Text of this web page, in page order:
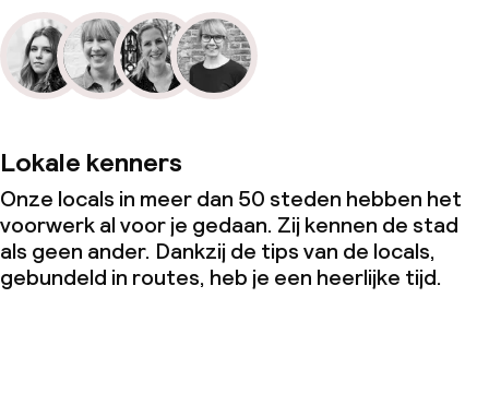
Lokale kenners
Onze locals in meer dan 50 steden hebben het
voorwerk al voor je gedaan. Zij kennen de stad
als geen ander. Dankzij de tips van de locals,
gebundeld in routes, heb je een heerlijke tijd.